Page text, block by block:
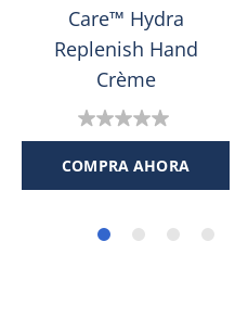
Care™ Hydra
Replenish Hand
Crème
0.0
de
COMPRA AHORA